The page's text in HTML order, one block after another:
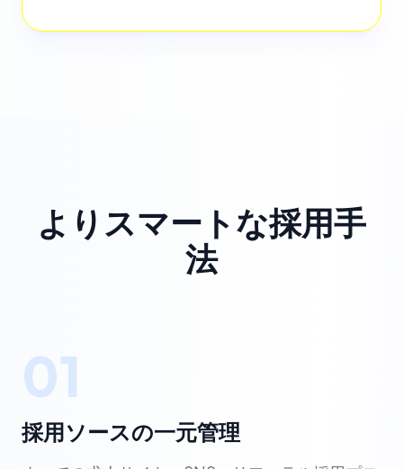
よりスマートな採用手
法
01
採用ソースの一元管理